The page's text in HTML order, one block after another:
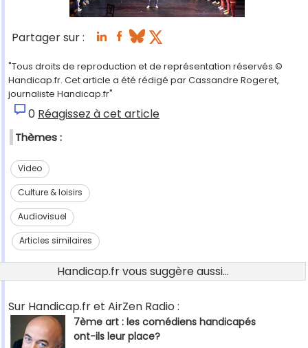
Partager sur :
"Tous droits de reproduction et de représentation réservés.©
Handicap.fr. Cet article a été rédigé par Cassandre Rogeret,
journaliste Handicap.fr"
0 Réagissez à cet article
Thèmes :
Video
Culture & loisirs
Audiovisuel
Articles similaires
Handicap.fr vous suggère aussi...
Sur Handicap.fr et AirZen Radio :
7ème art : les comédiens handicapés
ont-ils leur place?